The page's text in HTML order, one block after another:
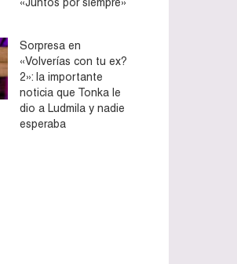
Sorpresa en
«Volverías con tu ex?
2»: la importante
noticia que Tonka le
dio a Ludmila y nadie
esperaba